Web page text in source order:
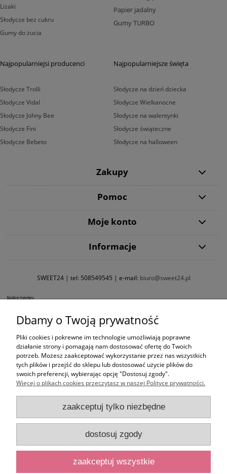
Lizaki
Słodycze bez cukru
Gumy do żucia
Papier jadalny
Gumy TURBO
Najpopularniejsi producenci
Słodycze Trolli
Słodycze Vidal
Słodycze Johny Bee
Słodycze Fini
Słodycze Bebeto
Najpopularniejsze święta
Słodycze na dzień dziecka
Słodycze Wielkanocne
Słodycze na walentynki
Słodycze świąteczne
Słodycze na halloween
Zakupy
Pomoc
Moje konto
Informacje
SWEET24 | tel: 508549545 | e-mail: biuro@sweet24.pl
Dbamy o Twoją prywatność
Pliki cookies i pokrewne im technologie umożliwiają poprawne
działanie strony i pomagają nam dostosować ofertę do Twoich
potrzeb. Możesz zaakceptować wykorzystanie przez nas wszystkich
tych plików i przejść do sklepu lub dostosować użycie plików do
swoich preferencji, wybierając opcję "Dostosuj zgody".
Więcej o plikach cookies przeczytasz w naszej Polityce prywatności.
zaakceptuj tylko niezbędne
dostosuj zgody
zaakceptuj wszystkie